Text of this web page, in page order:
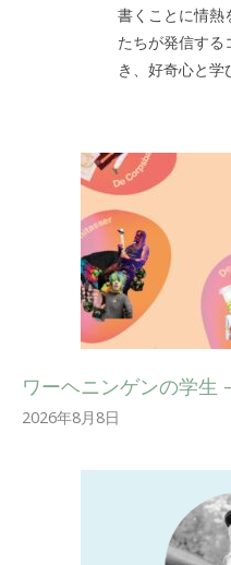
書くことに情熱
たちが発信する
き、好奇心と学
ワーヘニンゲンの学生
2026年8月8日